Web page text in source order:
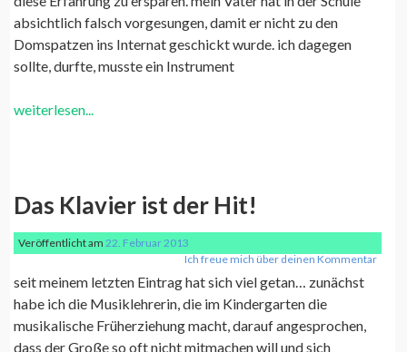
absichtlich falsch vorgesungen, damit er nicht zu den
Domspatzen ins Internat geschickt wurde. ich dagegen
sollte, durfte, musste ein Instrument
weiterlesen...
Das Klavier ist der Hit!
Veröffentlicht am22. Februar 2013
Ich freue mich über deinen Kommentar
seit meinem letzten Eintrag hat sich viel getan… zunächst
habe ich die Musiklehrerin, die im Kindergarten die
musikalische Früherziehung macht, darauf angesprochen,
dass der Große so oft nicht mitmachen will und sich